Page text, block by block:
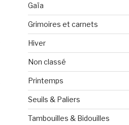
Gaïa
Grimoires et carnets
Hiver
Non classé
Printemps
Seuils & Paliers
Tambouilles & Bidouilles